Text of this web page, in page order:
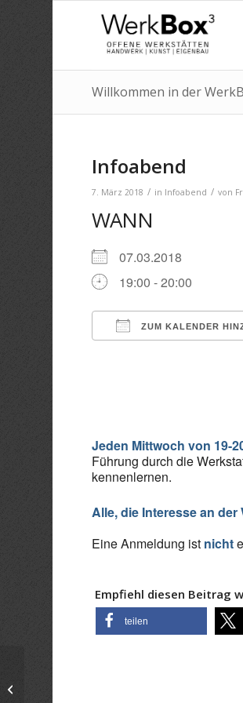
Willkommen in der
Infoabend
7. März 2018 / in Infoabend / von
WANN
07.03.2018
19:00 - 20:00
ZUM KALENDER
Jeden Mittwoch von 19-
Führung durch die
kennenlernen.
Alle, die Interesse an
Eine Anmeldung ist nicht
Empfiehl diesen Beitrag
teilen